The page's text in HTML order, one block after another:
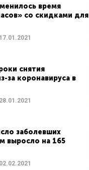
время
со скидками для
17.01.2021
снятия
за коронавируса в
28.01.2021
заболевших
выросло на 165
02.02.2021